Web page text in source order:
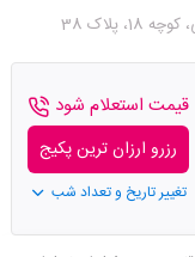
38
قیمت استعلام شود
رزرو ارزان ترین پکیج
تغییر تاریخ و تعداد شب